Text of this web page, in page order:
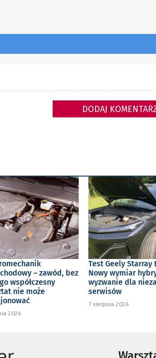
DODAJ
– zawód, bez
współczesny
nie może
2026
Test Geely Starray
Nowy wymiar
wyzwanie dla
serwisów
7 sierpnia 2026